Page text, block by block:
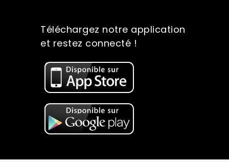
Téléchargez notre application
et restez connecté !